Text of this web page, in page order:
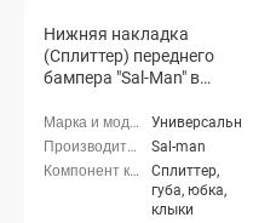
Нижняя накладка
(Сплиттер) переднего
бампера "Sal-Man" в
3D карбон)
Универсальные
Sal-man
Сплиттер,
губа, юбка,
клыки